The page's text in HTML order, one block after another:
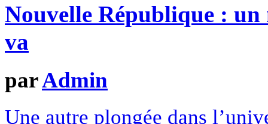
Nouvelle République : un
va
parAdmin
Une autre plongée dans